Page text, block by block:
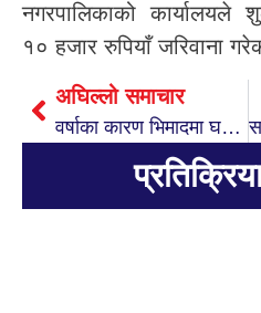
नगरपालिकाको कार्यालयले
१० हजार रुपियाँ जरिवाना
अघिल्लो समाचार
वर्षाका कारण भिमादमा घर भत्कियो